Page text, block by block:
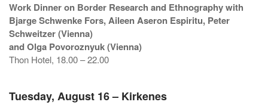
Work Dinner on Border Research and Ethnography with
Bjarge Schwenke Fors, Aileen Aseron Espiritu, Peter
Schweitzer (Vienna)
and Olga Povoroznyuk (Vienna)
Thon Hotel, 18.00 – 22.00
Tuesday, August 16 – Kirkenes